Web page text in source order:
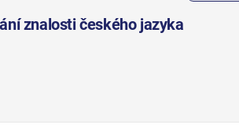
znalosti českého jazyka